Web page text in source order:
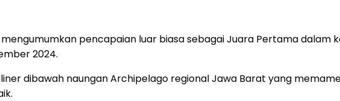
pencapaian luar biasa sebagai Juara Pertama dalam
2024.
dibawah naungan Archipelago regional Jawa Barat yang